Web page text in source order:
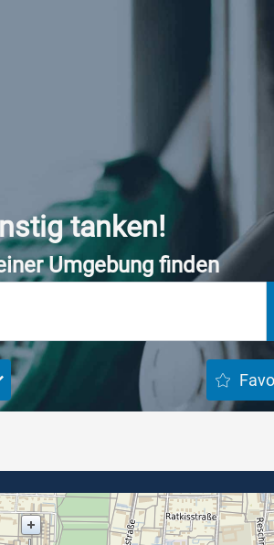
tanken!
Umgebung finden